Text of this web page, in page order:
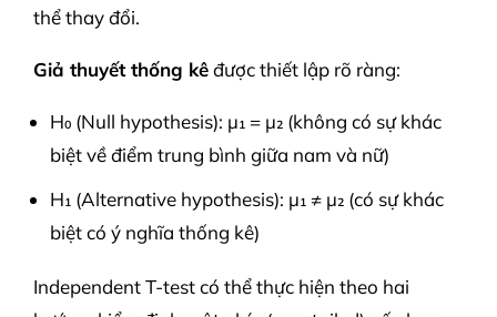
thể thay đổi.
Giả thuyết thống kêđược thiết lập rõ ràng:
H₀ (Null hypothesis): μ₁ = μ₂ (không có sự khác
biệt về điểm trung bình giữa nam và nữ)
H₁ (Alternative hypothesis): μ₁ ≠ μ₂ (có sự khác
biệt có ý nghĩa thống kê)
Independent T-test có thể thực hiện theo hai